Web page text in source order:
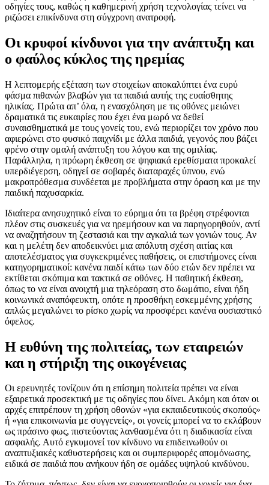
οδηγίες τους, καθώς η καθημερινή χρήση τεχνολογίας τείνει να
ριζώσει επικίνδυνα στη σύγχρονη ανατροφή.
Οι κρυφοί κίνδυνοι για την ανάπτυξη και
ο φαύλος κύκλος της ηρεμίας
Η λεπτομερής εξέταση των στοιχείων αποκαλύπτει ένα ευρύ
φάσμα πιθανών βλαβών για τα παιδιά αυτής της ευαίσθητης
ηλικίας. Πρώτα απ’ όλα, η ενασχόληση με τις οθόνες μειώνει
δραματικά τις ευκαιρίες που έχει ένα μωρό να δεθεί
συναισθηματικά με τους γονείς του, ενώ περιορίζει τον χρόνο που
αφιερώνει στο φυσικό παιχνίδι με άλλα παιδιά, γεγονός που βάζει
φρένο στην ομαλή ανάπτυξη του λόγου και της ομιλίας.
Παράλληλα, η πρόωρη έκθεση σε ψηφιακά ερεθίσματα προκαλεί
υπερδιέγερση, οδηγεί σε σοβαρές διαταραχές ύπνου, ενώ
μακροπρόθεσμα συνδέεται με προβλήματα στην όραση και με την
παιδική παχυσαρκία.
Ιδιαίτερα ανησυχητικό είναι το εύρημα ότι τα βρέφη στρέφονται
πλέον στις συσκευές για να ηρεμήσουν και να παρηγορηθούν, αντί
να αναζητήσουν τη ζεστασιά και την αγκαλιά των γονιών τους. Αν
και η μελέτη δεν αποδεικνύει μια απόλυτη σχέση αιτίας και
αποτελέσματος για συγκεκριμένες παθήσεις, οι επιστήμονες είναι
κατηγορηματικοί: κανένα παιδί κάτω των δύο ετών δεν πρέπει να
εκτίθεται σκόπιμα και τακτικά σε οθόνες. Η παθητική έκθεση,
όπως το να είναι ανοιχτή μια τηλεόραση στο δωμάτιο, είναι ήδη
κοινωνικά αναπόφευκτη, οπότε η προσθήκη εσκεμμένης χρήσης
απλώς μεγαλώνει το ρίσκο χωρίς να προσφέρει κανένα ουσιαστικό
όφελος.
Η ευθύνη της πολιτείας, των εταιρειών
και η στήριξη της οικογένειας
Οι ερευνητές τονίζουν ότι η επίσημη πολιτεία πρέπει να είναι
εξαιρετικά προσεκτική με τις οδηγίες που δίνει. Ακόμη και όταν οι
αρχές επιτρέπουν τη χρήση οθονών «για εκπαιδευτικούς σκοπούς»
ή «για επικοινωνία με συγγενείς», οι γονείς μπορεί να το εκλάβουν
ως πράσινο φως, πιστεύοντας λανθασμένα ότι η διαδικασία είναι
ασφαλής. Αυτό εγκυμονεί τον κίνδυνο να επιδεινωθούν οι
αναπτυξιακές καθυστερήσεις και οι συμπεριφορές απομόνωσης,
ειδικά σε παιδιά που ανήκουν ήδη σε ομάδες υψηλού κινδύνου.